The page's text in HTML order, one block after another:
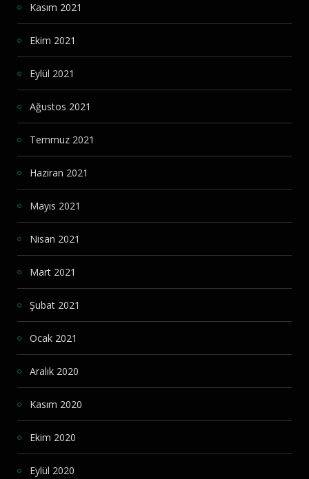
Kasım 2021
Ekim 2021
Eylül 2021
Ağustos 2021
Temmuz 2021
Haziran 2021
Mayıs 2021
Nisan 2021
Mart 2021
Şubat 2021
Ocak 2021
Aralık 2020
Kasım 2020
Ekim 2020
Eylül 2020